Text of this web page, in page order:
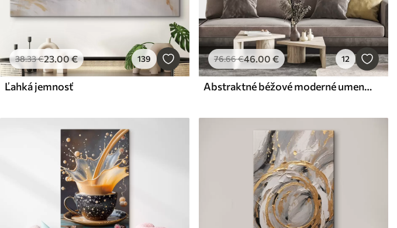
38.33€23.00€ 139
Ľahká jemnosť
76.66€46.00 € 12
Abstraktné béžové moderné umenie s vertikálnymi čiarami a guľami